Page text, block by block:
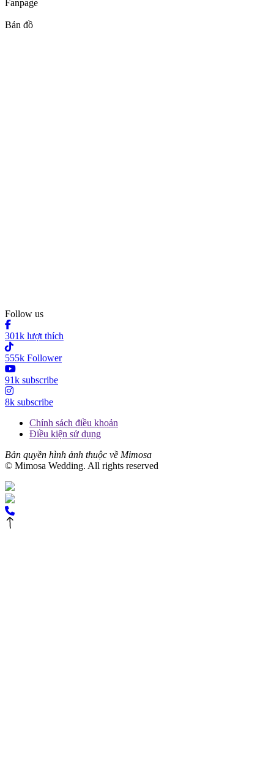
Fanpage
Bản đồ
Follow us
301k lượt thích
555k Follower
91k subscribe
8k subscribe
Chính sách điều khoản
Điều kiện sử dụng
Bản quyền hình ảnh thuộc về Mimosa
© Mimosa Wedding. All rights reserved